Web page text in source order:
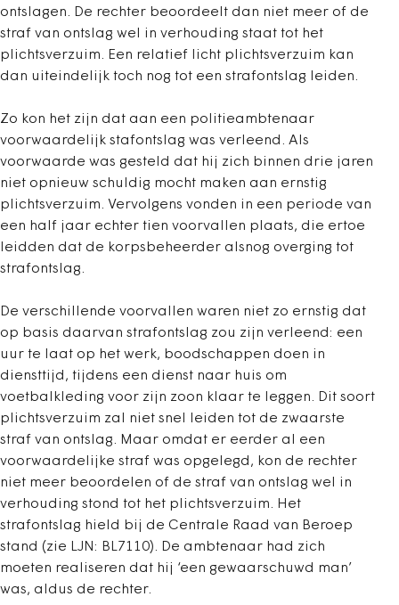
ontslagen. De rechter beoordeelt dan niet meer of de
straf van ontslag wel in verhouding staat tot het
plichtsverzuim. Een relatief licht plichtsverzuim kan
dan uiteindelijk toch nog tot een strafontslag leiden.
Zo kon het zijn dat aan een politieambtenaar
voorwaardelijk stafontslag was verleend. Als
voorwaarde was gesteld dat hij zich binnen drie jaren
niet opnieuw schuldig mocht maken aan ernstig
plichtsverzuim. Vervolgens vonden in een periode van
een half jaar echter tien voorvallen plaats, die ertoe
leidden dat de korpsbeheerder alsnog overging tot
strafontslag.
De verschillende voorvallen waren niet zo ernstig dat
op basis daarvan strafontslag zou zijn verleend: een
uur te laat op het werk, boodschappen doen in
diensttijd, tijdens een dienst naar huis om
voetbalkleding voor zijn zoon klaar te leggen. Dit soort
plichtsverzuim zal niet snel leiden tot de zwaarste
straf van ontslag. Maar omdat er eerder al een
voorwaardelijke straf was opgelegd, kon de rechter
niet meer beoordelen of de straf van ontslag wel in
verhouding stond tot het plichtsverzuim. Het
strafontslag hield bij de Centrale Raad van Beroep
stand (zie LJN: BL7110). De ambtenaar had zich
moeten realiseren dat hij ‘een gewaarschuwd man’
was, aldus de rechter.